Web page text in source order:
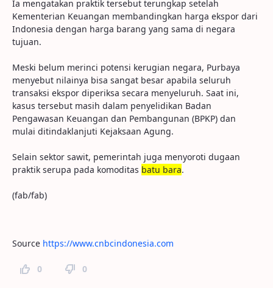
Ia mengatakan praktik tersebut terungkap setelah
Kementerian Keuangan membandingkan harga ekspor dari
Indonesia dengan harga barang yang sama di negara
tujuan.
Meski belum merinci potensi kerugian negara, Purbaya
menyebut nilainya bisa sangat besar apabila seluruh
transaksi ekspor diperiksa secara menyeluruh. Saat ini,
kasus tersebut masih dalam penyelidikan Badan
Pengawasan Keuangan dan Pembangunan (BPKP) dan
mulai ditindaklanjuti Kejaksaan Agung.
Selain sektor sawit, pemerintah juga menyoroti dugaan
praktik serupa pada komoditas batu bara.
(fab/fab)
Source https://www.cnbcindonesia.com
0 0